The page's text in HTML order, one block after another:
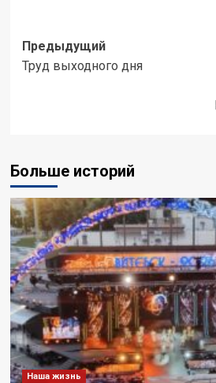
Навигация
записи
Предыдущий
Труд выходного дня
Больше историй
Наша жизнь